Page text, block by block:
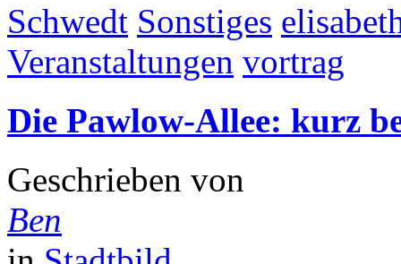
Schwedt Sonstiges
Veranstaltungen vortrag
Die Pawlow-Allee: kurz
Geschrieben von
Ben